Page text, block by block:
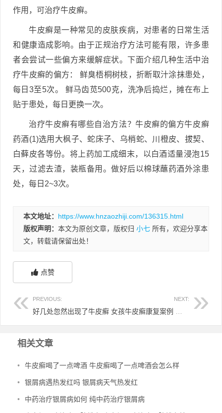
作用，可治疗牛皮癣。
牛皮癣是一种常见的皮肤疾病，对患者的日常生活
和健康造成影响。由于正规治疗方法可能有限，许多患
者会尝试一些偏方来缓解症状。下面介绍几种生活中治
疗牛皮癣的偏方： 鲜臭梧桐树枝，折断取汁涂抹患处，
每日3至5次。 鲜马齿苋500克，洗净后捣烂，摊在布上
贴于患处，每日更换一次。
治疗牛皮癣有哪些自治方法？牛皮癣的偏方牛皮癣
药酒(1)选用大枫子、蛇床子、乌梢蛇、川橙皮、拔契、
白藓皮各等份。将上药加工成细末，以白酒适量浸泡15
天，过滤去渣，装瓶备用。做好后以棉球蘸药酒外涂患
处，每日2~3次。
本文地址： https://www.hnzaozhiji.com/136315.html
版权声明： 本文为原创文章，版权归 小七 所有，欢迎分享本
文，转载请保留出处！
点赞
PREVIOUS:
好几处忽然出现了牛皮癣
NEXT:
相关文章
• 牛皮癣喝了一点啤酒 牛皮癣喝了一点啤酒会怎么样
• 银屑病遇热发红吗 银屑病天气热发红
• 中药治疗银屑病如何 纯中药治疗银屑病